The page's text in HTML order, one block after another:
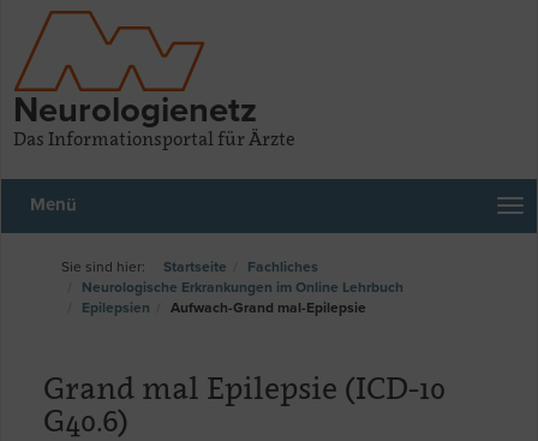
Neurologienetz
Das Informationsportal für Ärzte
Menü
Startseite
Fachliches
Neurologische Erkrankungen im Online Lehrbuch
Epilepsien
Aufwach-Grand mal-Epilepsie
Grand mal Epilepsie (ICD-10
G40.6)